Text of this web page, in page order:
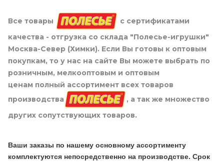
Все товары
с сертификатами
качества - отгрузка со склада "Полесье-игрушки"
Москва-Север (Химки). Если Вы готовы к оптовым
покупкам, то у нас на сайте Вы можете выбрать по
розничным, мелкооптовым и оптовым
ценам полный ассортимент всех товаров
производства
, а так же множество
других сопутствующих товаров.
Ваши заказы по нашему основному ассортименту
комплектуются непосредственно на производстве. Срок